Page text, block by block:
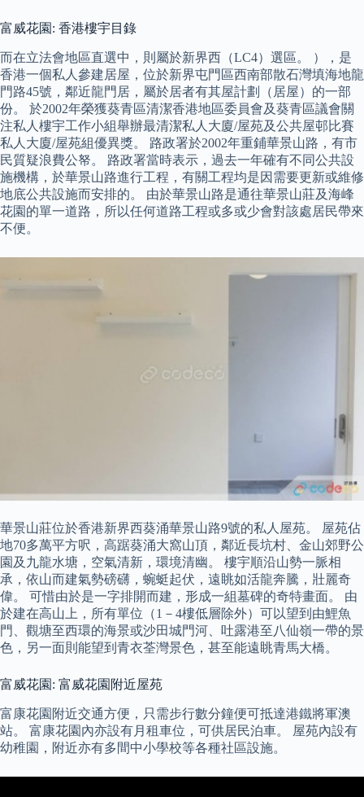
富威花園: 香港樓宇目錄
而在立法會地區直選中，則屬於新界西（LC4）選區。 ），是
香港一個私人參建居屋，位於新界屯門區西南部散石灣填海地龍
門路45號，鄰近龍門居，屬於居者有其屋計劃（居屋）的一部
份。 於2002年榮獲葵青區清潔香港地區委員會及葵青區議會關
注私人樓宇工作小組舉辦最清潔私人大廈/屋苑及公共屋邨比賽
私人大廈/屋苑組優異獎。 路政署於2002年重鋪華景山路，有市
民質疑浪費公帑。 路政署當時表示，過去一年確有不同公共設
施機構，於華景山路進行工程，有關工程均是因需要更新或維修
地底公共設施而安排的。 由於華景山路是通往華景山莊及海峰
花園的單一道路，所以任何道路工程或多或少會對該處居民帶來
不便。
華景山莊位於香港新界西葵涌華景山路9號的私人屋苑。 屋苑佔
地70多萬平方呎，高踞葵涌大窩山頂，鄰近長坑村、金山郊野公
園及九龍水塘，空氣清新，環境清幽。 樓宇順沿山勢一脈相
承，依山而建氣勢磅礴，蜿蜓起伏，遠眺如活龍奔騰，壯麗奇
偉。 可惜由於是一字排開而建，形成一組墓碑的奇特畫面。 由
於建在高山上，所有單位（1－4樓低層除外）可以望到由鯉魚
門、觀塘至西環的海景或沙田城門河、吐露港至八仙嶺一帶的景
色，另一面則能望到青衣荃灣景色，甚至能遠眺青馬大橋。
富威花園: 富威花園附近屋苑
富康花園附近交通方便，只需步行數分鐘便可抵達港鐵將軍澳
站。 富康花園內亦設有月租車位，可供居民泊車。 屋苑內設有
幼稚園，附近亦有多間中小學校等各種社區設施。